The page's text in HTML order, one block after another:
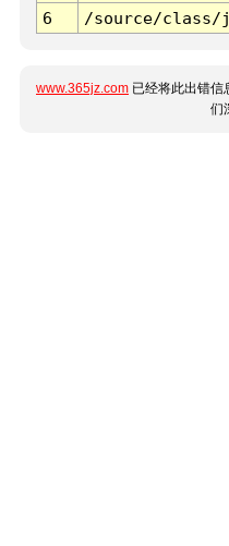
6
/source/class/
www.365jz.com 已经将此出错信
们